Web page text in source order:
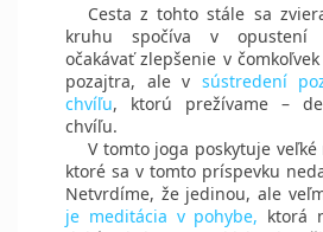
Cesta z tohto stále sa
kruhu spočíva v opustení
očakávať zlepšenie v
pozajtra, ale v sústredení
chvíľu, ktorú prežívame –
chvíľu.
V tomto joga poskytuje
ktoré sa v tomto príspevku
Netvrdíme, že jedinou, ale
je meditácia v pohybe, ktorá